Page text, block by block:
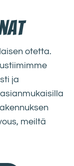
otetta.
ja
meiltä